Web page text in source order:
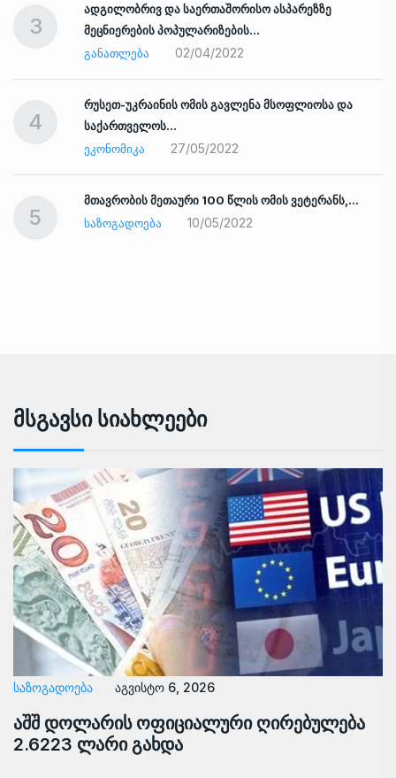
3
ადგილობრივ და საერთაშორისო ასპარეზზე
მეცნიერების პოპულარიზების…
ᲒᲐᲜᲐᲗᲚᲔᲑᲐ
02/04/2022
4
რუსეთ-უკრაინის ომის გავლენა მსოფლიოსა და
საქართველოს…
ᲔᲙᲝᲜᲝᲛᲘᲙᲐ
27/05/2022
5
მთავრობის მეთაური 100 წლის ომის ვეტერანს,…
ᲡᲐᲖᲝᲒᲐᲓᲝᲔᲑᲐ
10/05/2022
Მსგავსი Სიახლეები
ᲡᲐᲖᲝᲒᲐᲓᲝᲔᲑᲐ აგვისტო 6, 2026
აშშ დოლარის ოფიციალური ღირებულება
2.6223 ლარი გახდა